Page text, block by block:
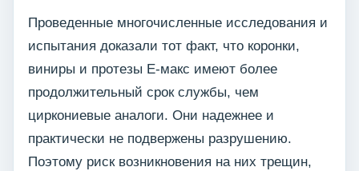
Проведенные многочисленные исследования и
испытания доказали тот факт, что коронки,
виниры и протезы Е-макс имеют более
продолжительный срок службы, чем
циркониевые аналоги. Они надежнее и
практически не подвержены разрушению.
Поэтому риск возникновения на них трещин,